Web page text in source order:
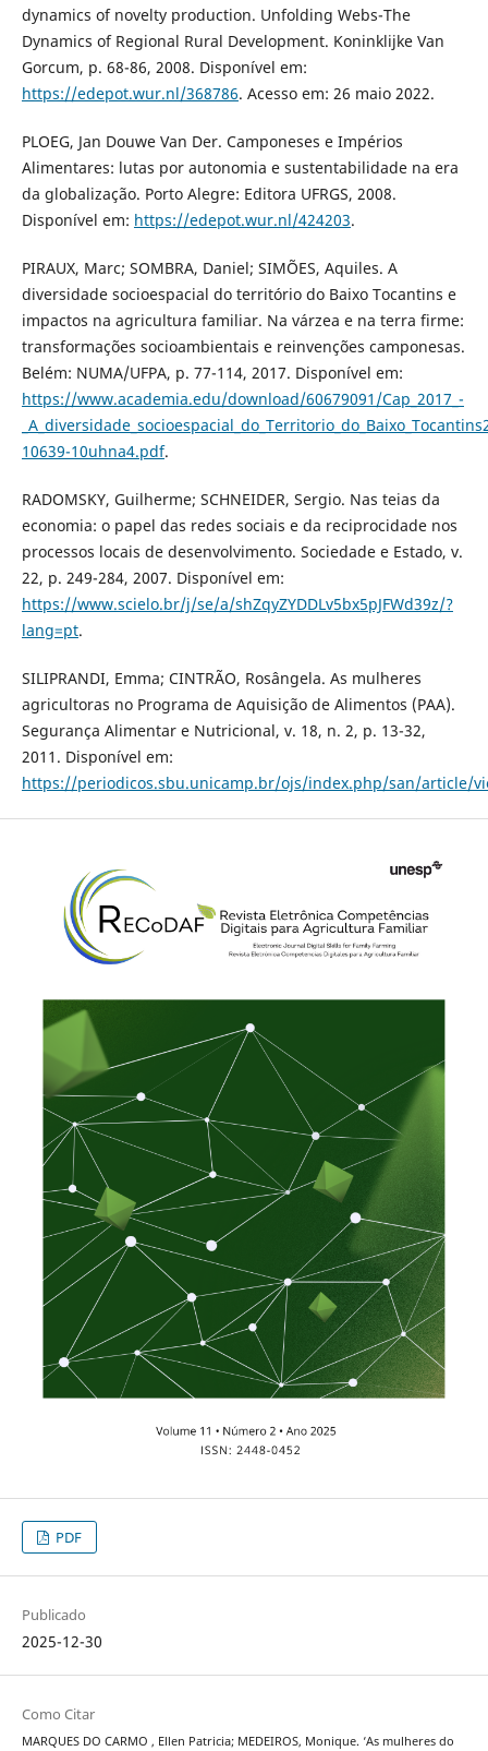
dynamics of novelty production. Unfolding Webs-The
Dynamics of Regional Rural Development. Koninklijke Van
Gorcum, p. 68-86, 2008. Disponível em:
https://edepot.wur.nl/368786. Acesso em: 26 maio 2022.
PLOEG, Jan Douwe Van Der. Camponeses e Impérios
Alimentares: lutas por autonomia e sustentabilidade na era
da globalização. Porto Alegre: Editora UFRGS, 2008.
Disponível em: https://edepot.wur.nl/424203.
PIRAUX, Marc; SOMBRA, Daniel; SIMÕES, Aquiles. A
diversidade socioespacial do território do Baixo Tocantins e
impactos na agricultura familiar. Na várzea e na terra firme:
transformações socioambientais e reinvenções camponesas.
Belém: NUMA/UFPA, p. 77-114, 2017. Disponível em:
https://www.academia.edu/download/60679091/Cap_2017_-
10639-10uhna4.pdf.
RADOMSKY, Guilherme; SCHNEIDER, Sergio. Nas teias da
economia: o papel das redes sociais e da reciprocidade nos
processos locais de desenvolvimento. Sociedade e Estado, v.
22, p. 249-284, 2007. Disponível em:
https://www.scielo.br/j/se/a/shZqyZYDDLv5bx5pJFWd39z/?
lang=pt.
SILIPRANDI, Emma; CINTRÃO, Rosângela. As mulheres
agricultoras no Programa de Aquisição de Alimentos (PAA).
Segurança Alimentar e Nutricional, v. 18, n. 2, p. 13-32,
2011. Disponível em:
https://periodicos.sbu.unicamp.br/ojs/index.php/san/article/
PDF
Publicado
2025-12-30
Como Citar
MARQUES DO CARMO , Ellen Patricia; MEDEIROS, Monique. ‘As mulheres do